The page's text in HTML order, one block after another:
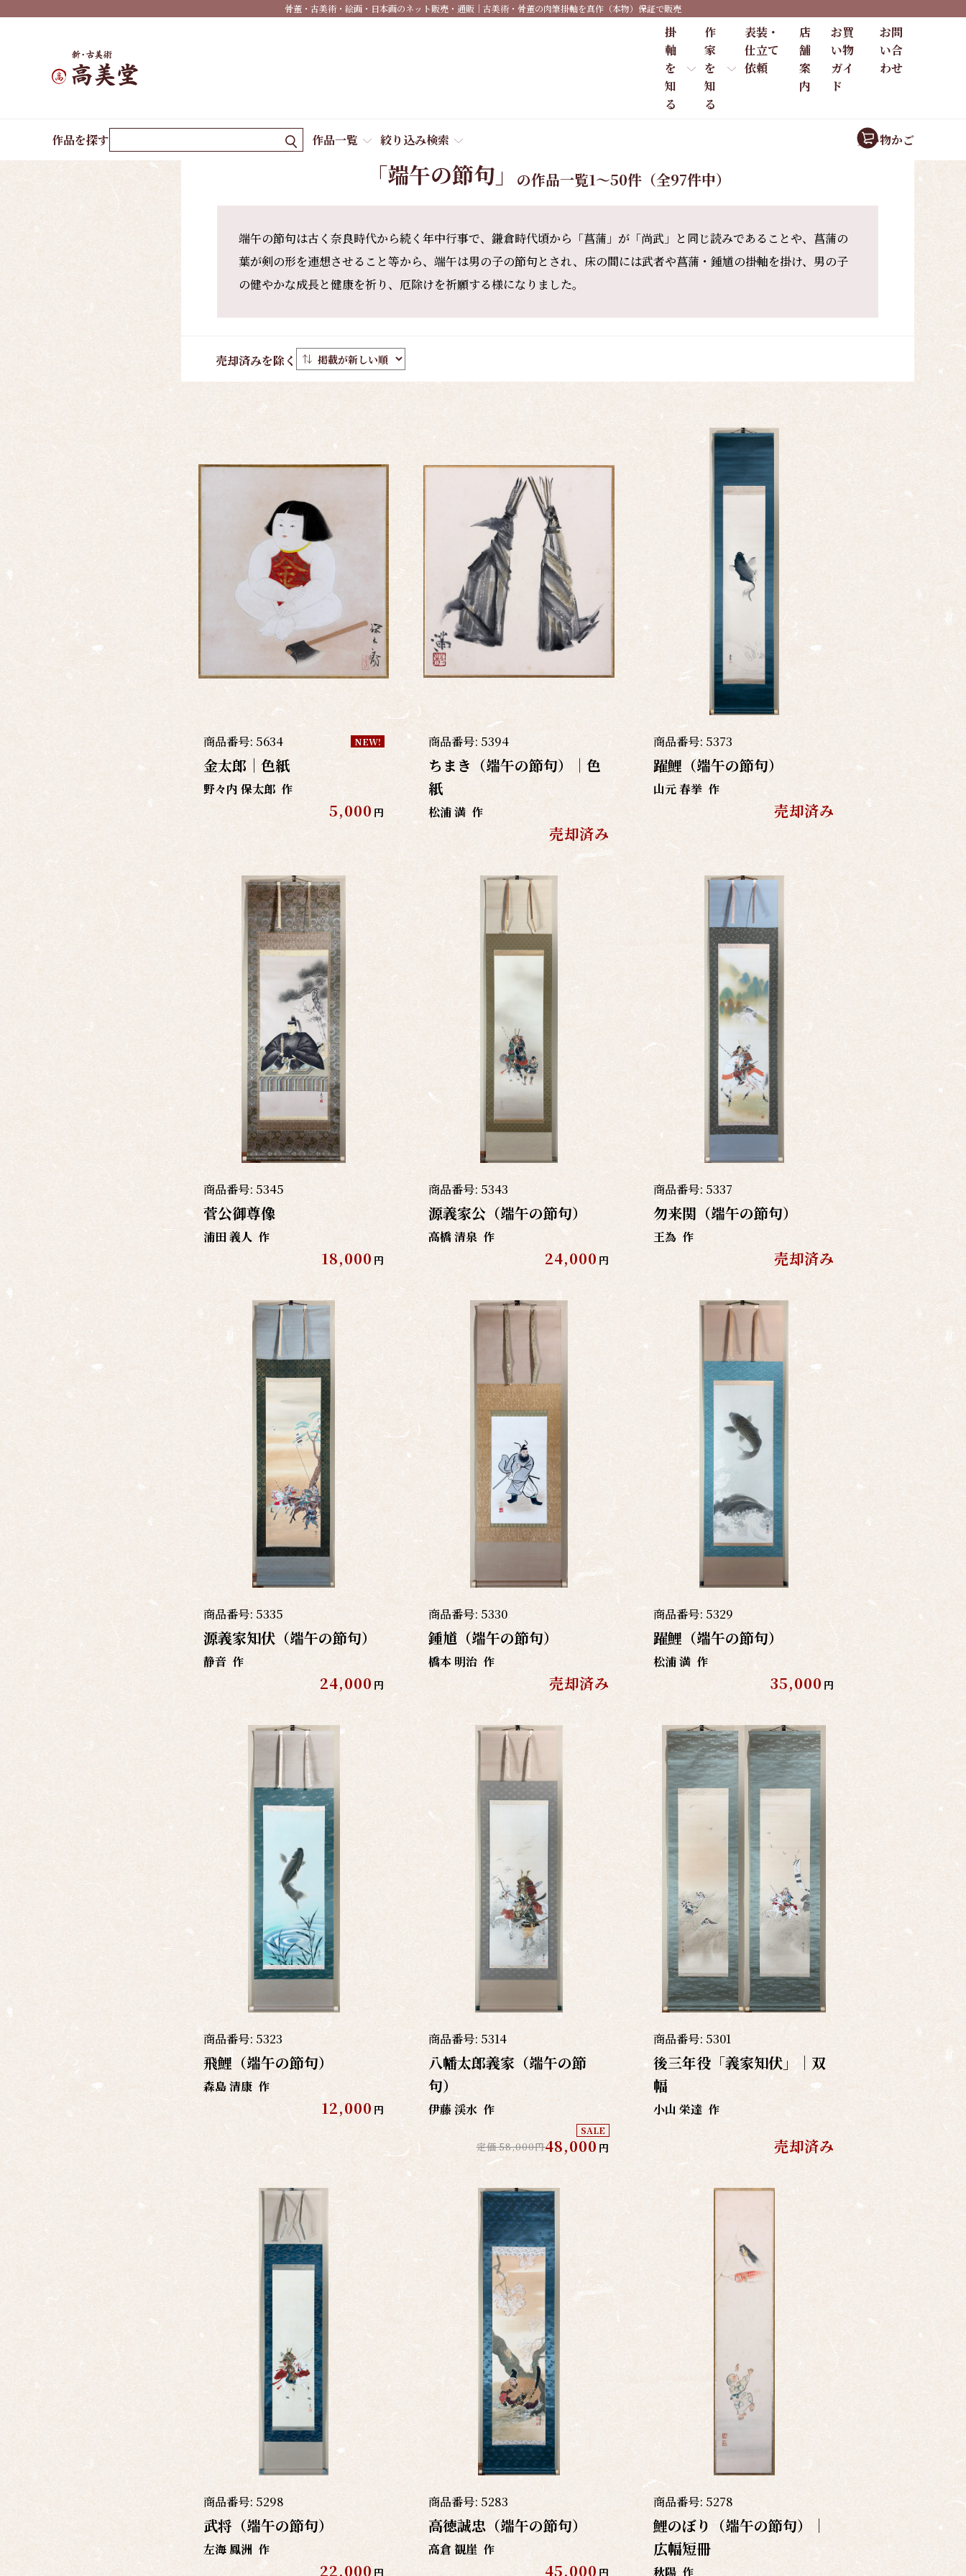
骨董・古美術・絵画・日本画のネット販売・通販｜古美術・骨董の肉筆掛軸を真作（本物）保証で販売
掛
軸
を
知
る
作
家
を
知
る
表装・
仕立て
依頼
店
舗
案
内
お買
い物
ガイ
ド
お問
い合
わせ
作品を探す 作品一覧 絞り込み検索 買い物かご
端午の節句
「端午の節句」 の作品一覧1～50件（全97件中）
端午の節句は古く奈良時代から続く年中行事で、鎌倉時代頃から「菖蒲」が「尚武」と同じ読みであることや、菖蒲の
葉が剣の形を連想させること等から、端午は男の子の節句とされ、床の間には武者や菖蒲・鍾馗の掛軸を掛け、男の子
の健やかな成長と健康を祈り、厄除けを祈願する様になりました。
売却済みを除く
商品番号: 5634 NEW!
金太郎｜色紙
野々内 保太郎 作
5,000 円
商品番号: 5394
ちまき（端午の節句）｜色
紙
松浦 満 作
売却済み
商品番号: 5373
躍鯉（端午の節句）
山元 春挙 作
売却済み
商品番号: 5345
菅公御尊像
浦田 義人 作
18,000 円
商品番号: 5343
源義家公（端午の節句）
高橋 清泉 作
24,000 円
商品番号: 5337
勿来関（端午の節句）
王為 作
売却済み
商品番号: 5335
源義家知伏（端午の節句）
静音 作
24,000 円
商品番号: 5330
鍾馗（端午の節句）
橋本 明治 作
売却済み
商品番号: 5329
躍鯉（端午の節句）
松浦 満 作
35,000 円
商品番号: 5323
飛鯉（端午の節句）
森島 清康 作
12,000 円
商品番号: 5314
八幡太郎義家（端午の節
句）
伊藤 渓水 作
SALE
定価 58,000円48,000 円
商品番号: 5301
後三年役「義家知伏」｜双
幅
小山 栄達 作
売却済み
商品番号: 5298
武将（端午の節句）
左海 鳳洲 作
22,000 円
商品番号: 5283
高徳誠忠（端午の節句）
高倉 観崖 作
45,000 円
商品番号: 5278
鯉のぼり（端午の節句）｜
広幅短冊
秋陽 作